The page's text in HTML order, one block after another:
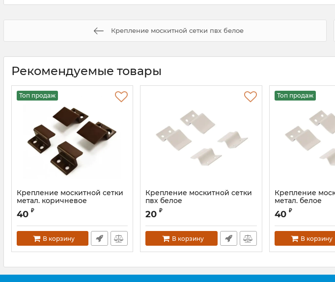
Крепление москитной сетки пвх белое
Рекомендуемые товары
Топ продаж
Крепление москитной сетки
метал. коричневое
40 ₽
В корзину
Крепление москитной сетки
пвх белое
20 ₽
В корзину
Топ продаж
Крепление
метал. белое
Артикул:
40 ₽
В корзину